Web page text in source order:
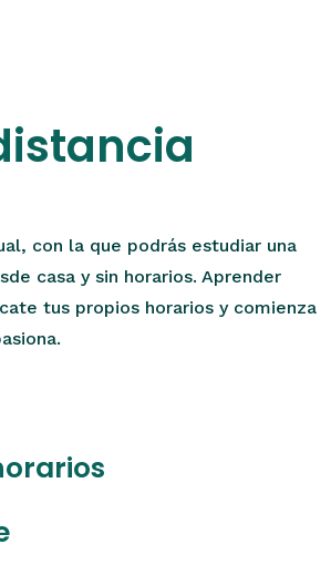
con la que podrás estudiar una
casa y sin horarios. Aprender
tus propios horarios y comienza